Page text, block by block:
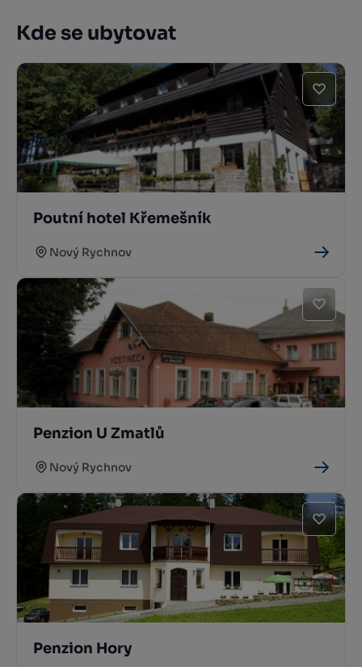
Kde se ubytovat
Poutní hotel Křemešník
Nový Rychnov
Penzion U Zmatlů
Nový Rychnov
Penzion Hory